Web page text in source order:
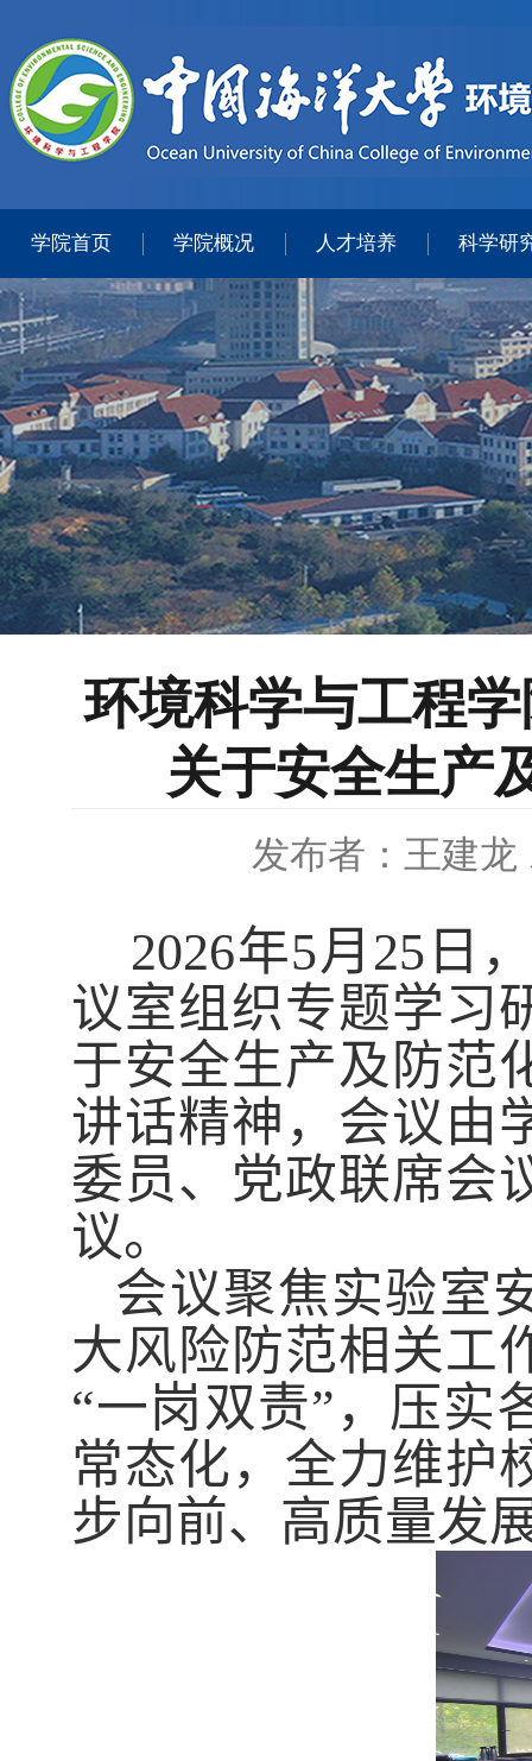
学院首页 学院概况 人才培养 科学研
环境科学与工程
关于安全生产
发布者：王建龙
2026年5月 25 日
议室组织专题学习
于安全生产及防范
讲话精神，会议由
委员、党政联席会
议。
会议聚焦实验室
大风险防范相关工
“一岗双责”，压实
常态化，全力维护
步向前、高质量发